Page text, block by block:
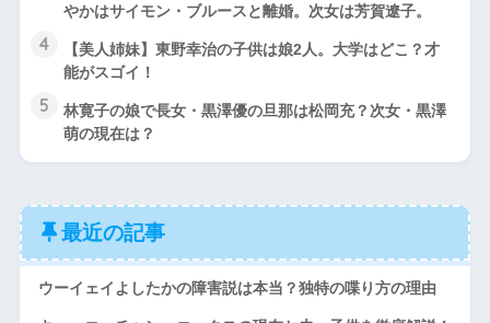
やかはサイモン・ブルースと離婚。次女は芳賀遼子。
4
【美人姉妹】東野幸治の子供は娘2人。大学はどこ？才
能がスゴイ！
5
林寛子の娘で長女・黒澤優の旦那は松岡充？次女・黒澤
萌の現在は？
最近の記事
ウーイェイよしたかの障害説は本当？独特の喋り方の理由